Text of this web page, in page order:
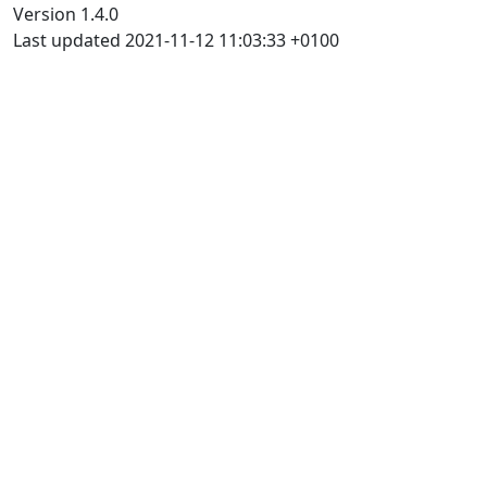
Version 1.4.0
Last updated 2021-11-12 11:03:33 +0100